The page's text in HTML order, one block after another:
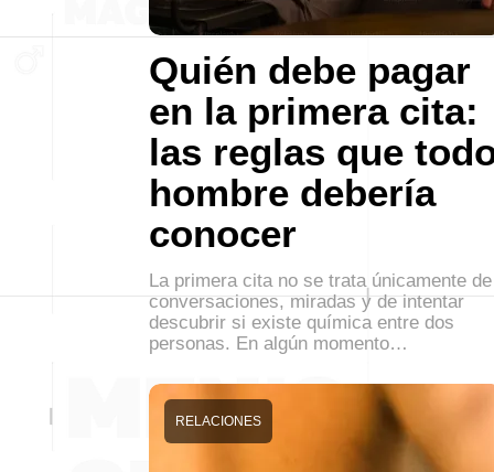
Quién debe pagar
en la primera cita:
las reglas que
hombre debería
conocer
La primera cita no se trata únicamente de
conversaciones, miradas y de intentar
descubrir si existe química entre dos
personas. En algún momento…
RELACIONES